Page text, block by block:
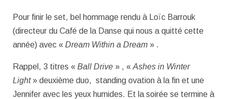
Pour finir le set, bel hommage rendu à Loïc Barrouk
(directeur du Café de la Danse qui nous a quitté cette
année) avec « Dream Within a Dream » .
Rappel, 3 titres « Ball Drive » , « Ashes in Winter
Light» deuxième duo, standing ovation à la fin et une
Jennifer avec les yeux humides. Et la soirée se termine à